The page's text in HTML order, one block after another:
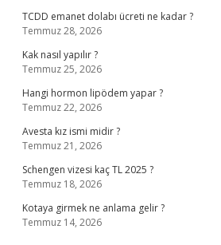
TCDD emanet dolabı ücreti ne kadar ?
Temmuz 28, 2026
Kak nasıl yapılır ?
Temmuz 25, 2026
Hangi hormon lipödem yapar ?
Temmuz 22, 2026
Avesta kız ismi midir ?
Temmuz 21, 2026
Schengen vizesi kaç TL 2025 ?
Temmuz 18, 2026
Kotaya girmek ne anlama gelir ?
Temmuz 14, 2026